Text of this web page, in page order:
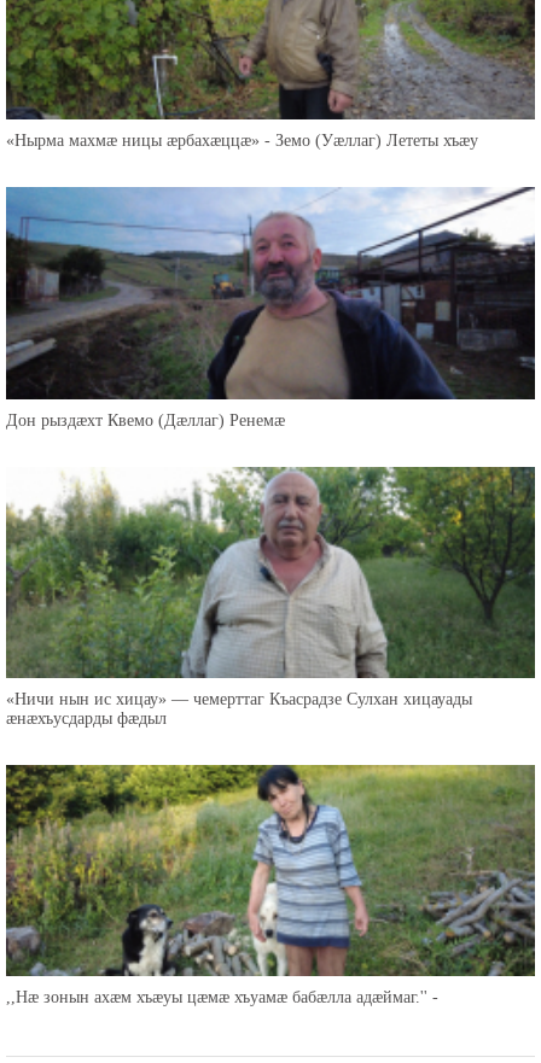
«Нырма махмæ ницы æрбахæццæ» - Земо (Уæллаг) Лететы хъæу
Дон рыздæхт Квемо (Дæллаг) Ренемæ
«Ничи нын ис хицау» — чемерттаг Къасрадзе Сулхан хицауады
æнæхъусдарды фæдыл
,,Нæ зонын ахæм хъæуы цæмæ хъуамæ бабæлла адæймаг.'' -